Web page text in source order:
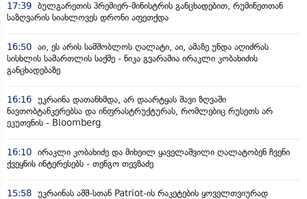
17:39 ბულგარეთის პრემიერ-მინისტრის განცხადებით, რუმინეთთან
საზღვარის სიახლოვეს დრონი აფეთქდა
16:50 აი, ეს არის სამშობლოს ღალატი, აი, ამაზე უნდა აღიძრას
სისხლის სამართლის საქმე - ნიკა გვარამია ირაკლი კობახიძის
განცხადებაზე
16:16 უკრაინა დათანხმდა, არ დაარტყას შავი ზღვაში
ნავთობტანკერებსა და ინფრასტრუქტურას, რომლებიც რუსეთს არ
ეკუთვნის - Bloomberg
16:10 ირაკლი კობახიძე და მიხეილ ყაველაშვილი ღალატობენ ჩვენი
ქვეყნის ინტერესებს - თენგო თევზაძე
15:58 უკრაინას აშშ-სთან Patriot-ის რაკეტების ყოველთვიურად